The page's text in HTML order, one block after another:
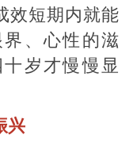
效短期内就能
、心性的滋
岁才慢慢显
兴